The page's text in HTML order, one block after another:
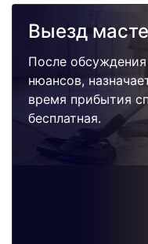
Выезд
После
нюансов,
время прибытия
бесплатная.